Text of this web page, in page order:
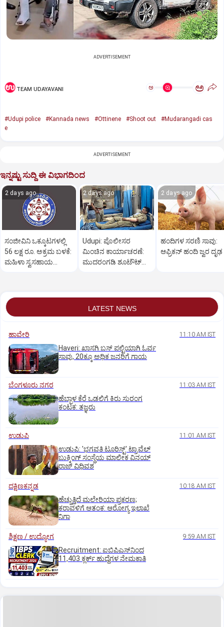
ADVERTISEMENT
TEAM UDAYAVANI ಅ ಅ
#Udupi police #Kannada news #Ottinene #Shoot out
#Mudarangadi cas
e
ADVERTISEMENT
ಇನ್ನಷ್ಟು ಸುದ್ದಿ ಈ ವಿಭಾಗದಿಂದ
2 days ago
ಸಂಜೀವಿನಿ ಒಕ್ಕೂಟಗಳಲ್ಲಿ
56 ಲಕ್ಷ ರೂ. ಅಕ್ರಮ ಬಳಕೆ:
ಮಹಿಳಾ ಸ್ವಸಹಾಯ
2 days ago
Udupi: ಪೊಲೀಸರ
ಮಿಂಚಿನ ಕಾರ್ಯಾಚರಣೆ:
ಮುದರಂಗಡಿ ಶೂಟೌಟ್‌
2 days ago
ಹಂದಿಗಳ ಸರಣಿ ಸಾವು:
ಆಫ್ರಿಕನ್‌ ಹಂದಿ ಜ್ವರ ದೃಢ
LATEST NEWS
ಹಾವೇರಿ 11:10 AM IST
Haveri: ಖಾಸಗಿ ಬಸ್ ಪಲ್ಟಿಯಾಗಿ ಓರ್ವ
ಸಾವು, 20ಕ್ಕೂ ಅಧಿಕ ಜನರಿಗೆ ಗಾಯ
ಬೆಂಗಳೂರು ನಗರ 11:03 AM IST
ಹೆಬ್ಬಾಳ ಕೆರೆ ಒಡಲಿಗೆ ಕಿರು ಸುರಂಗ
ಕಂಟಕ: ತಜ್ಞರು
ಉಡುಪಿ 11:01 AM IST
ಉಡುಪಿ: 'ಭಗವತಿ ಟೂರಿಸ್ಟ್' ಟ್ರಾವೆಲ್
ಬುಕ್ಕಿಂಗ್ ಸಂಸ್ಥೆಯ ಮಾಲೀಕ ವಿನಯ್
ರಾಜ್ ವಿಧಿವಶ
ದಕ್ಷಿಣಕನ್ನಡ 10:18 AM IST
ಹೆಚ್ಚುತ್ತಿದೆ ಮಲೇರಿಯಾ ಪ್ರಕರಣ;
ಕರಾವಳಿಗೆ ಆತಂಕ: ಆರೋಗ್ಯ ಇಲಾಖೆ
ನಿಗಾ
ಶಿಕ್ಷಣ / ಉದ್ಯೋಗ 9:59 AM IST
Recruitment: ಐಬಿಪಿಎಸ್‌ನಿಂದ
11,403 ಕ್ಲರ್ಕ್‌ ಹುದ್ದೆಗಳ ನೇಮಕಾತಿ